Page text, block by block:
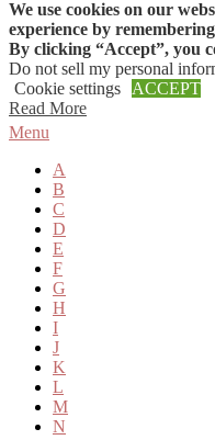
Skip to content
Menu
A
B
C
D
E
F
G
H
I
J
K
L
M
N
We use cookies on our
experience by
By clicking “Accept”, you
Do not sell my personal
Cookie settings
ACCEPT
Read More